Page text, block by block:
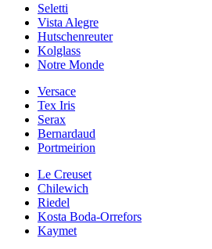
Seletti
Vista Alegre
Hutschenreuter
Kolglass
Notre Monde
Versace
Tex Iris
Serax
Bernardaud
Portmeirion
Le Creuset
Chilewich
Riedel
Kosta Boda-Orrefors
Kaymet